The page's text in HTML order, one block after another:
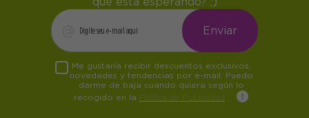
Me gustaría recibir descuentos exclusivos,
novedades y tendencias por e-mail. Puedo
darme de baja cuando quiera según lo
recogido en la Política de Publicidad